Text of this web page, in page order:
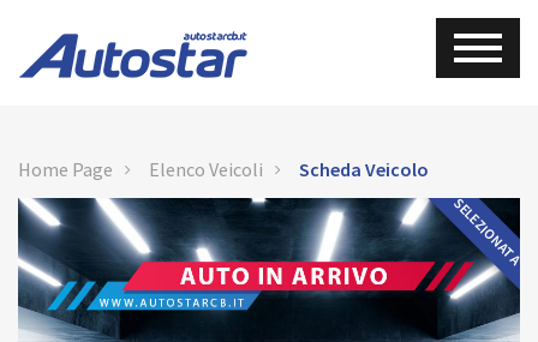
Home Page Elenco Veicoli Scheda Veicolo
SELEZIONATA